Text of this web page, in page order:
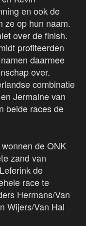
en ook de
ze op hun naam.
over de finish.
profiteerden
daarmee
over.
combinatie
Jermaine van
beide races de
de ONK
zand van
de
race te
Hermans/Van
Wijers/Van Hal